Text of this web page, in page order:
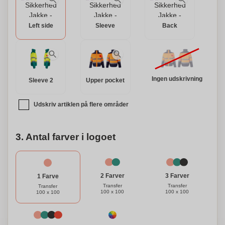
beklædningsgenstand, der kan skræddersys til enhver
smag.
Left side Sleeve Back
Sleeve 2 Upper pocket Ingen udskrivning
Udskriv artiklen på flere områder
3. Antal farver i logoet
1 Farve
Transfer
100 x 100
2 Farver
Transfer
100 x 100
3 Farver
Transfer
100 x 100